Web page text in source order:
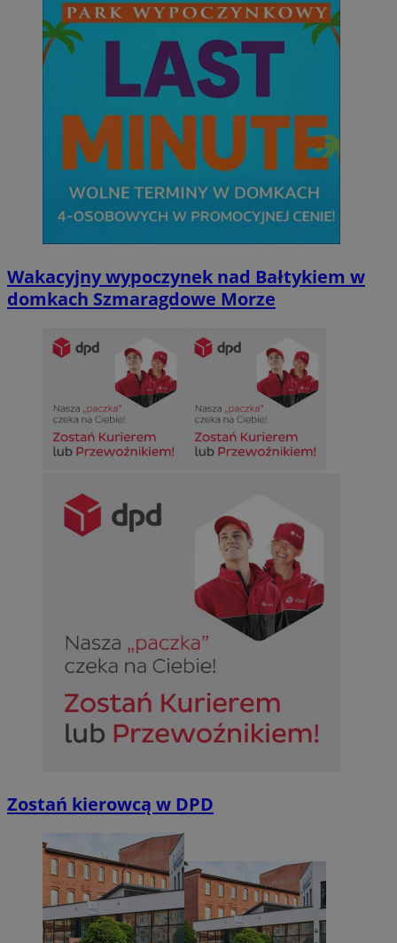
Wakacyjny wypoczynek nad Bałtykiem w
domkach Szmaragdowe Morze
Zostań kierowcą w DPD